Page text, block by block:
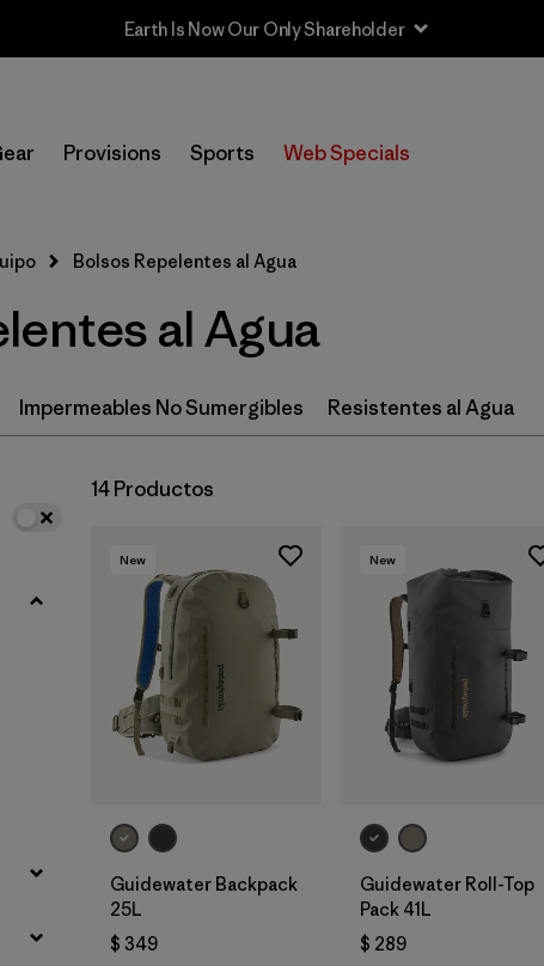
Earth Is Now Our Only Shareholder
Provisions Sports Web Specials
Selecciona una tienda
Filtrar por
Price
Filtrar por
Color
Filtrar por
Features & Processes
Bolsos Repelentes al Agua
al Agua
Impermeables No Sumergibles Resistentes al Agua
14 Productos
New
Guidewater Backpack
25L
$ 349
New
Guidewater Roll-Top
Pack 41L
$ 289